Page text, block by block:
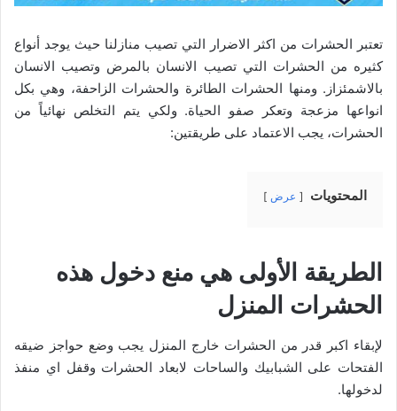
تعتبر الحشرات من اكثر الاضرار التي تصيب منازلنا حيث يوجد أنواع
كثيره من الحشرات التي تصيب الانسان بالمرض وتصيب الانسان
بالاشمئزاز. ومنها الحشرات الطائرة والحشرات الزاحفة، وهي بكل
انواعها مزعجة وتعكر صفو الحياة. ولكي يتم التخلص نهائياً من
الحشرات، يجب الاعتماد على طريقتين:
المحتويات عرض
الطريقة الأولى هي منع دخول هذه
الحشرات المنزل
لإبقاء اكبر قدر من الحشرات خارج المنزل يجب وضع حواجز ضيقه
الفتحات على الشبابيك والساحات لابعاد الحشرات وقفل اي منفذ
لدخولها.